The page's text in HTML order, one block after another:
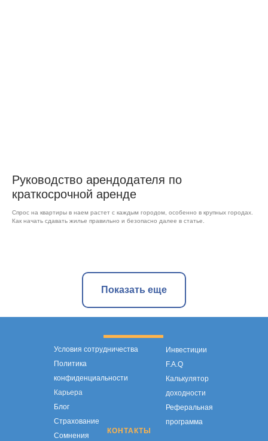
Руководство арендодателя по
краткосрочной аренде
Спрос на квартиры в наем растет с каждым городом, особенно в крупных городах.
Как начать сдавать жилье правильно и безопасно далее в статье.
Показать еще
КОНТАКТЫ
Условия сотрудничества
Политика
конфиденциальности
Карьера
Блог
Страхование
Сомнения
Инвестиции
F.A.Q
Калькулятор
доходности
Реферальная
программа